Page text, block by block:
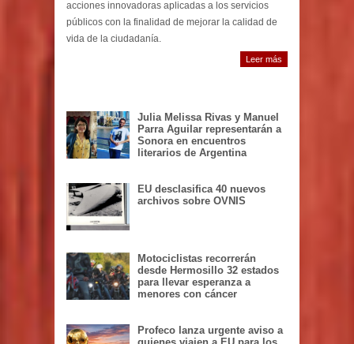
acciones innovadoras aplicadas a los servicios
públicos con la finalidad de mejorar la calidad de
vida de la ciudadanía.
Leer más
Julia Melissa Rivas y Manuel
Parra Aguilar representarán a
Sonora en encuentros
literarios de Argentina
EU desclasifica 40 nuevos
archivos sobre OVNIS
Motociclistas recorrerán
desde Hermosillo 32 estados
para llevar esperanza a
menores con cáncer
Profeco lanza urgente aviso a